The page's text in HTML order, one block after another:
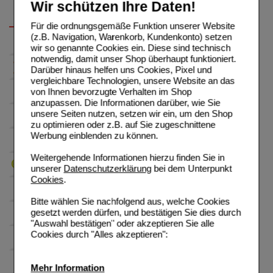
Wir schützen Ihre Daten!
Für die ordnungsgemäße Funktion unserer Website
(z.B. Navigation, Warenkorb, Kundenkonto) setzen
wir so genannte Cookies ein. Diese sind technisch
notwendig, damit unser Shop überhaupt funktioniert.
Darüber hinaus helfen uns Cookies, Pixel und
vergleichbare Technologien, unsere Website an das
von Ihnen bevorzugte Verhalten im Shop
anzupassen. Die Informationen darüber, wie Sie
unsere Seiten nutzen, setzen wir ein, um den Shop
zu optimieren oder z.B. auf Sie zugeschnittene
Werbung einblenden zu können.
Weitergehende Informationen hierzu finden Sie in
unserer Datenschutzerklärungbei dem Unterpunkt
Cookies.
Bitte wählen Sie nachfolgend aus, welche Cookies
gesetzt werden dürfen, und bestätigen Sie dies durch
"Auswahl bestätigen" oder akzeptieren Sie alle
Cookies durch "Alles akzeptieren":
Mehr Information